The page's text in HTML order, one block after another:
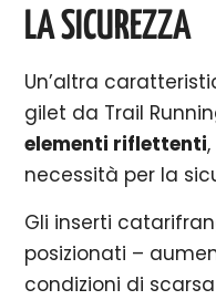
LA SICUREZZA
Un’altra
gilet da Trail
elementi riflettenti
necessità per la
Gli inserti
posizionati –
condizioni di